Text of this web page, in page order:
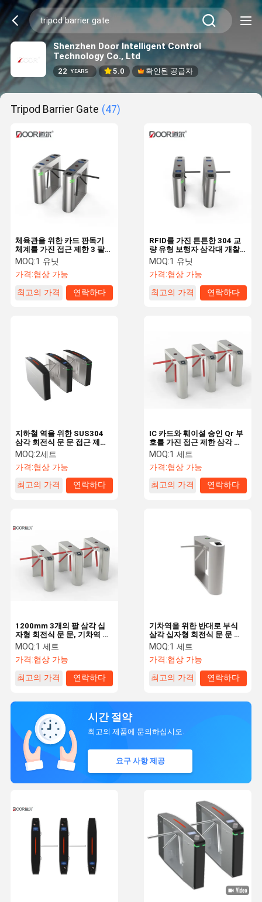
Shenzhen Door Intelligent Control
Technology Co., Ltd
22 YEARS 5.0 확인된 공급자
Tripod Barrier Gate (47)
체육관을 위한 카드 판독기
체계를 가진 접근 제한 3 팔
삼각대 개찰구 문
MOQ:1 유닛
가격:협상 가능
최고의 가격
연락하다
RFID를 가진 튼튼한 304 교
량 유형 보행자 삼각대 개찰
구 장벽 문
MOQ:1 유닛
가격:협상 가능
최고의 가격
연락하다
지하철 역을 위한 SUS304
삼각 회전식 문 문 접근 제한
체계
MOQ:2세트
가격:협상 가능
최고의 가격
연락하다
IC 카드와 훼이셜 승인 Qr 부
호를 가진 접근 제한 삼각 십
자형 회전식 문 문
MOQ:1 세트
가격:협상 가능
최고의 가격
연락하다
1200mm 3개의 팔 삼각 십
자형 회전식 문 문, 기차역 문
Rs485 커뮤니케이션
MOQ:1 세트
가격:협상 가능
최고의 가격
연락하다
기차역을 위한 반대로 부식
삼각 십자형 회전식 문 문 기
계장치
MOQ:1 세트
가격:협상 가능
최고의 가격
연락하다
시간 절약
최고의 제품에 문의하십시오.
요구 사항 제공